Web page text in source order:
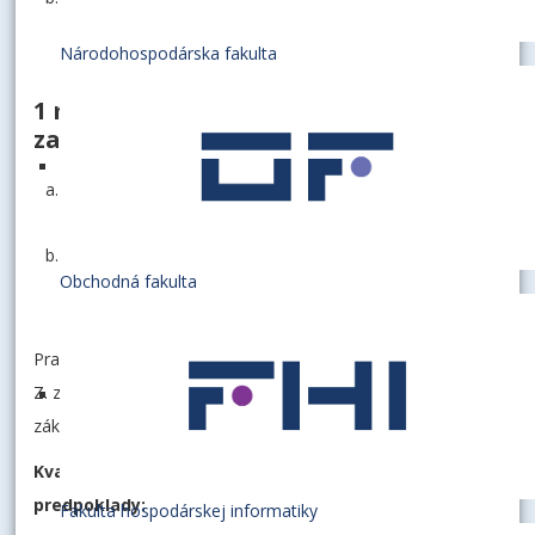
Národohospodárska fakulta
Obchodná fakulta
Fakulta hospodárskej informatiky
1 miesto na
zameraním:
v tvorivej (vedeckovýskumnej) oblasti orientovanej na
Pracovná náplň: v súlade s § 75, ods. 6) zákona č. 131/2002
Z. z. o vysokých školách a o zmene a doplnení niektorých
zákonov v znení neskorších predpisov.
Kvalifikačné predpoklady a osobitné kvalifikačné
predpoklady: